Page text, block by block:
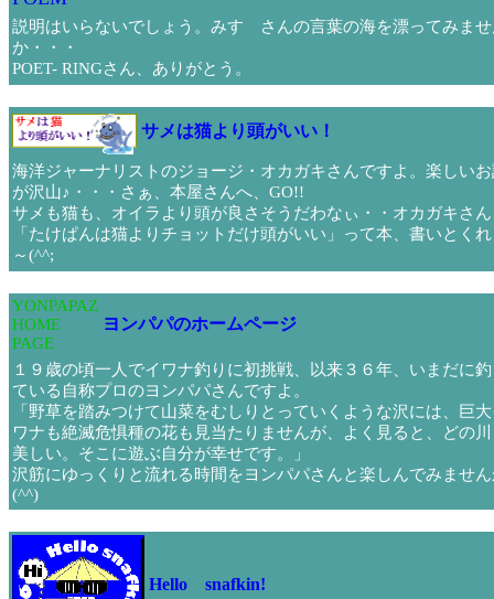
説明はいらないでしょう。みすゞさんの言葉の海を漂ってみま
か・・・
POET- RINGさん、ありがとう。
サメは猫より頭がいい！
海洋ジャーナリストのジョージ・オカガキさんですよ。楽しい
が沢山♪・・・さぁ、本屋さんへ、GO!!
サメも猫も、オイラより頭が良さそうだわなぃ・・オカガキさ
「たけぱんは猫よりチョットだけ頭がいい」って本、書いとく
～(^^;
YONPAPAZ
HOME
PAGE
ヨンパパのホームページ
１９歳の頃一人でイワナ釣りに初挑戦、以来３６年、いまだに
ている自称プロのヨンパパさんですよ。
「野草を踏みつけて山菜をむしりとっていくような沢には、巨
ワナも絶滅危惧種の花も見当たりませんが、よく見ると、どの
美しい。そこに遊ぶ自分が幸せです。」
沢筋にゆっくりと流れる時間をヨンパパさんと楽しんでみませ
(^^)
Hello snafkin!